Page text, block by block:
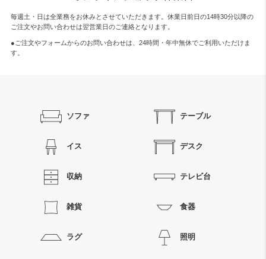
毎週土・日は全業務をお休みとさせていただきます。休業日前日の14時30分以降の
ご注文やお問い合わせは翌営業日のご連絡となります。
●ご注文やフォームからのお問い合わせは、 24時間・年中無休でご利用いただけま
す。
ソファ テーブル
イス デスク
収納 テレビ台
雑貨 食器
ラグ 照明